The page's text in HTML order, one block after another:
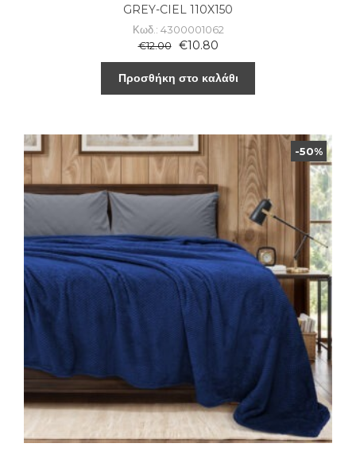
GREY-CIEL 110X150
Κωδ.: 4300001062
€12.00 €10.80
Προσθήκη στο καλάθι
-50%